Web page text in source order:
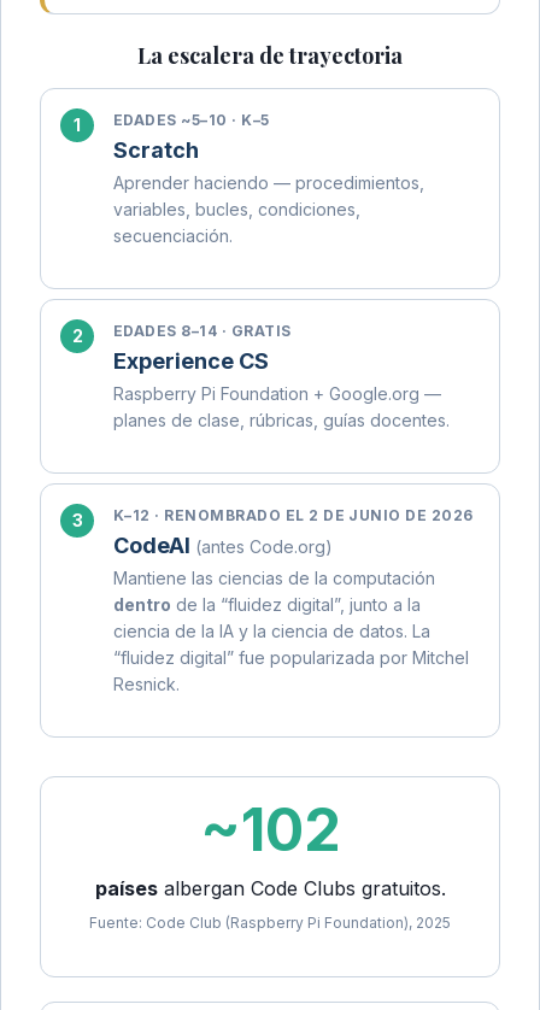
La escalera de trayectoria
EDADES ~5–10 · K–5
Scratch
Aprender haciendo — procedimientos,
variables, bucles, condiciones,
secuenciación.
EDADES 8–14 · GRATIS
Experience CS
Raspberry Pi Foundation + Google.org —
planes de clase, rúbricas, guías docentes.
K–12 · RENOMBRADO EL 2 DE JUNIO DE 2026
CodeAI (antes Code.org)
Mantiene las ciencias de la computación
dentro de la “fluidez digital”, junto a la
ciencia de la IA y la ciencia de datos. La
“fluidez digital” fue popularizada por Mitchel
Resnick.
~102
paísesalbergan Code Clubs gratuitos.
Fuente: Code Club (Raspberry Pi Foundation), 2025